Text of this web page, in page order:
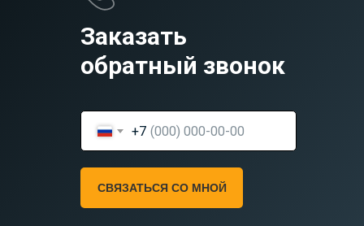
Заказать
обратный звонок
+7
СВЯЗАТЬСЯ СО МНОЙ